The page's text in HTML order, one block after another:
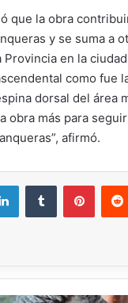
que la obra
y se suma a
en la
como fue
dorsal del área
obra más para
afirmó.